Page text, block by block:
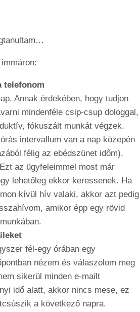
telefonom
Annak érdekében, hogy tudjon
mindenféle csip-csup dologgal,
fókuszált munkát végzek.
intervallum van a nap közepén
félig az ebédszünet időm),
az ügyfeleimmel most már
lehetőleg ekkor keressenek. Ha
kívül hív valaki, akkor azt pedig
amikor épp egy rövid
fél-egy órában egy
nézem és válaszolom meg
sikerül minden e-mailt
idő alatt, akkor nincs mese, ez
a következő napra.